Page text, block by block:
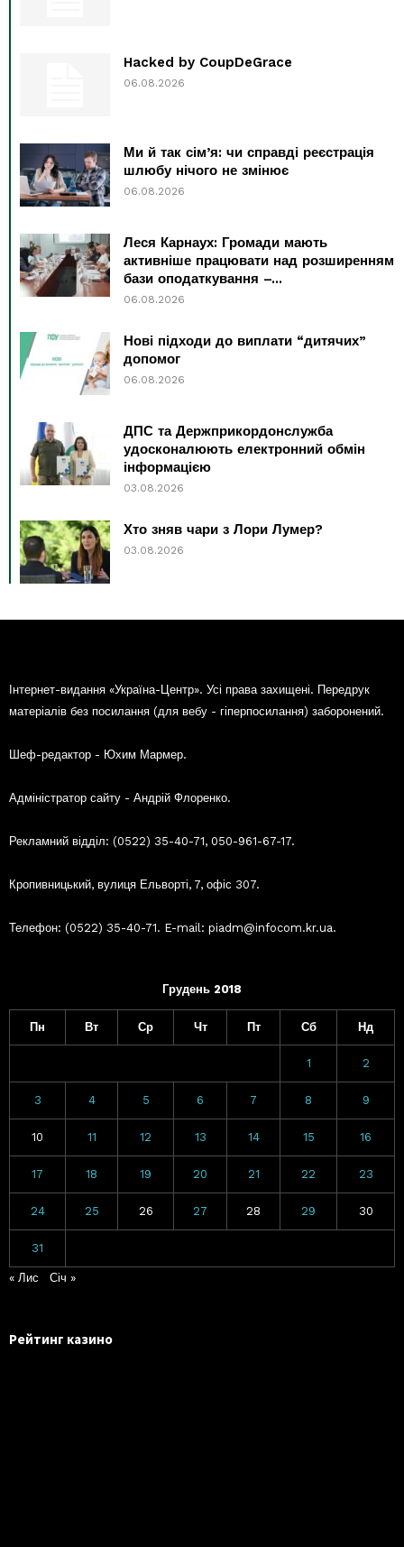
Hacked by CoupDeGrace
06.08.2026
Ми й так сім’я: чи справді реєстрація
шлюбу нічого не змінює
06.08.2026
Леся Карнаух: Громади мають
активніше працювати над розширенням
бази оподаткування –...
06.08.2026
Нові підходи до виплати “дитячих”
допомог
06.08.2026
ДПС та Держприкордонслужба
удосконалюють електронний обмін
інформацією
03.08.2026
Хто зняв чари з Лори Лумер?
03.08.2026
Інтернет-видання «Україна-Центр». Усі права захищені. Передрук
матеріалів без посилання (для вебу - гіперпосилання) заборонений.
Шеф-редактор - Юхим Мармер.
Адміністратор сайту - Андрій Флоренко.
Рекламний відділ: (0522) 35-40-71, 050-961-67-17.
Кропивницький, вулиця Ельворті, 7, офіс 307.
Телефон: (0522) 35-40-71. E-mail: piadm@infocom.kr.ua.
Грудень 2018
Пн Вт Ср Чт Пт Сб Нд
1 2
3 4 5 6 7 8 9
10 11 12 13 14 15 16
17 18 19 20 21 22 23
24 25 26 27 28 29 30
31
« Лис Січ »
Рейтинг казино